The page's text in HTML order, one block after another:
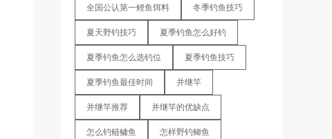
全国公认第一鲤鱼饵料 冬季钓鱼技巧
夏天野钓技巧 夏季钓鱼怎么好钓
夏季钓鱼怎么选钓位 夏季钓鱼技巧
夏季钓鱼最佳时间 并继竿
并继竿推荐 并继竿的优缺点
怎么钓鲢鳙鱼 怎样野钓鲫鱼